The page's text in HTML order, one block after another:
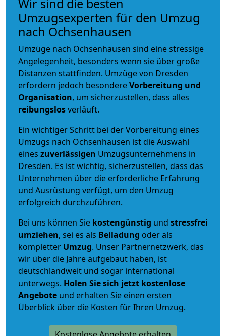
Wir sind die besten
Umzugsexperten für den Umzug
nach Ochsenhausen
Umzüge nach Ochsenhausen sind eine stressige
Angelegenheit, besonders wenn sie über große
Distanzen stattfinden. Umzüge von Dresden
erfordern jedoch besondereVorbereitung und
Organisation, um sicherzustellen, dass alles
reibungslosverläuft.
Ein wichtiger Schritt bei der Vorbereitung eines
Umzugs nach Ochsenhausen ist die Auswahl
eines zuverlässigen Umzugsunternehmens in
Dresden. Es ist wichtig, sicherzustellen, dass das
Unternehmen über die erforderliche Erfahrung
und Ausrüstung verfügt, um den Umzug
erfolgreich durchzuführen.
Bei uns können Sie kostengünstig und stressfrei
umziehen, sei es als Beiladung oder als
kompletter Umzug. Unser Partnernetzwerk, das
wir über die Jahre aufgebaut haben, ist
deutschlandweit und sogar international
unterwegs. Holen Sie sich jetzt kostenlose
Angebote und erhalten Sie einen ersten
Überblick über die Kosten für Ihren Umzug.